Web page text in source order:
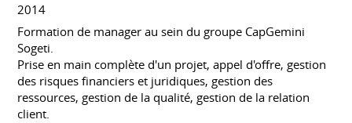
2014
Formation de manager au sein du groupe CapGemini
Sogeti.
Prise en main complète d'un projet, appel d'offre, gestion
des risques financiers et juridiques, gestion des
ressources, gestion de la qualité, gestion de la relation
client.